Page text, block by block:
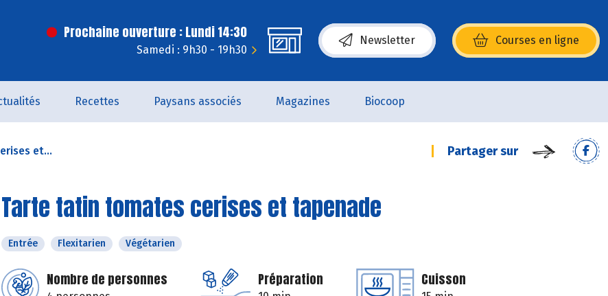
Prochaine ouverture : Lundi 14:30
Samedi : 9h30 - 19h30
Newsletter Courses en ligne
(s’ouvre dans une nouvelle fenêtre)
Recettes Paysans associés Magazines Biocoop
et... Partager sur
Tarte tatin tomates cerises et tapenade
Entrée Flexitarien Végétarien
Nombre de personnes Préparation Cuisson